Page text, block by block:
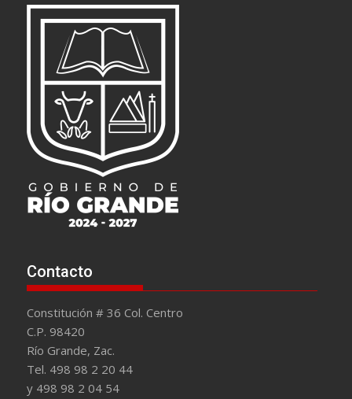
Contacto
Constitución # 36 Col. Centro
C.P. 98420
Río Grande, Zac.
Tel. 498 98 2 20 44
y 498 98 2 04 54